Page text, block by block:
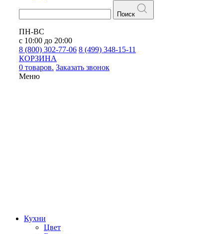
Поиск
ПН-ВС
с 10:00 до 20:00
8 (800) 302-77-06 8 (499) 348-15-11
КОРЗИНА
0 товаров. Заказать звонок
Меню
Кухни
Цвет